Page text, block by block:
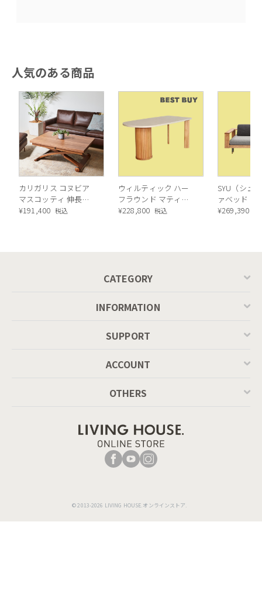
人気のある商品
カリガリス コヌビア
マスコッティ 伸長・
昇降式テーブル ／
¥191,400 税込
ウィルティック ハー
フラウンド マティエ
ラ塗装 ダイニングテ
¥228,800 税込
SYU（シュ
ァベッド（
ル）190cm
¥269,390
CATEGORY
INFORMATION
SUPPORT
ACCOUNT
OTHERS
© 2013-2026 LIVING HOUSE.オンラインストア.